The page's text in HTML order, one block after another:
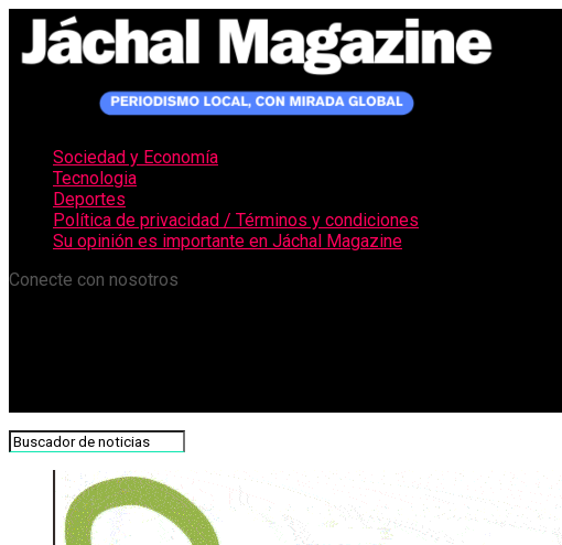
Sociedad y Economía
Tecnologia
Deportes
Política de privacidad / Términos y condiciones
Su opinión es importante en Jáchal Magazine
Conecte con nosotros